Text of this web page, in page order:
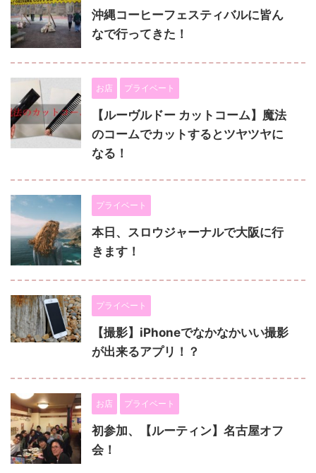
沖縄コーヒーフェスティバルに皆ん
なで行ってきた！
お店 プライベート
【ルーヴルドー カットコーム】魔法
のコームでカットするとツヤツヤに
なる！
プライベート
本日、スロウジャーナルで大阪に行
きます！
プライベート
【撮影】iPhoneでなかなかいい撮影
が出来るアプリ！？
お店 プライベート
初参加、【ルーティン】名古屋オフ
会！